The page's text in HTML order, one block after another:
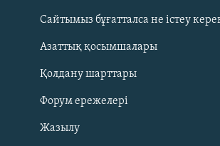
Русский
ЖАЗЫЛЫҢЫЗ
Сайтымыз бұғатталса не істеу
Азаттық қосымшалары
Қолдану шарттары
Форум ережелері
Жазылу